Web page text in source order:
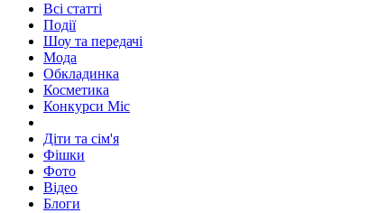
Всі статті
Події
Шоу та передачі
Мода
Обкладинка
Косметика
Конкурси Міс
Діти та сім'я
Фішки
Фото
Відео
Блоги